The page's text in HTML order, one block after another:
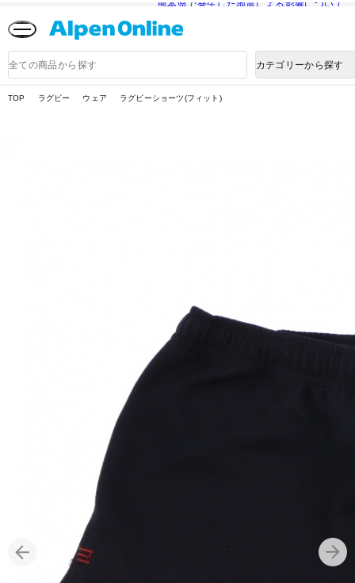
熊本県で発生した地震による影響について
品
検
カテゴリーから探す
TOP ラグビー ウェア ラグビーショーツ(フィット)